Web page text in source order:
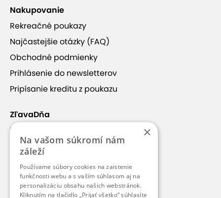
Nakupovanie
Rekreačné poukazy
Najčastejšie otázky (FAQ)
Obchodné podmienky
Prihlásenie do newsletterov
Pripísanie kreditu z poukazu
ZľavaDňa
Náš príbeh
Kontakt
Kariéra
Blog
Pre médiá
×
Na vašom súkromí nám
záleží
Používame súbory cookies na zaistenie
funkčnosti webu a s vaším súhlasom aj na
personalizáciu obsahu našich webstránok.
Kliknutím na tlačidlo „Prijať všetko“ súhlasíte